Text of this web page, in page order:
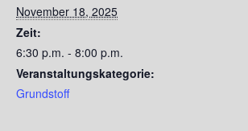
November 18, 2025
Zeit:
6:30 p.m. - 8:00 p.m.
Veranstaltungskategorie:
Grundstoff